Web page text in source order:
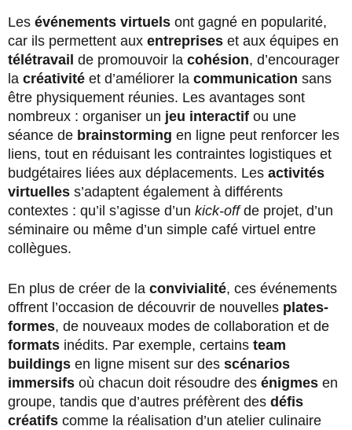
Les événements virtuels ont gagné en popularité,
car ils permettent aux entreprises et aux équipes en
télétravail de promouvoir la cohésion, d’encourager
la créativité et d’améliorer la communication sans
être physiquement réunies. Les avantages sont
nombreux : organiser un jeu interactif ou une
séance de brainstorming en ligne peut renforcer les
liens, tout en réduisant les contraintes logistiques et
budgétaires liées aux déplacements. Les activités
virtuelles s’adaptent également à différents
contextes : qu’il s’agisse d’un kick-offde projet, d’un
séminaire ou même d’un simple café virtuel entre
collègues.
En plus de créer de la convivialité, ces événements
offrent l’occasion de découvrir de nouvelles plates-
formes, de nouveaux modes de collaboration et de
formats inédits. Par exemple, certains team
buildings en ligne misent sur des scénarios
immersifs où chacun doit résoudre des énigmes en
groupe, tandis que d’autres préfèrent des défis
créatifs comme la réalisation d’un atelier culinaire